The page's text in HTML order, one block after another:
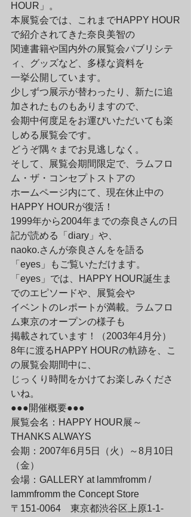
HOUR」。
本展覧会では、これまでHAPPY HOUR
で紹介されてきた奈良美智の
関連書籍や国内外の展覧会パブリシテ
ィ、グッズなど、多様な資料を
一挙公開しています。
少しずつ展示が替わったり、新たに追
加されたものもありますので、
会期中何度足をお運びいただいても楽
しめる展覧会です。
どうぞ隅々までお見逃しなく。
そして、展覧会期間限定で、ラムフロ
ム・ザ・コンセプトストアの
ホームページ内にて、現在休止中の
HAPPY HOURが復活！
1999年から2004年までの奈良さんの日
記が読める「diary」や、
naoko.さんが奈良さんをを語る
「eyes」もご覧いただけます。
「eyes」では、HAPPY HOUR誕生ま
でのエピソードや、展覧会や
イベントのレポートが満載。ラムフロ
ム東京のオープンの様子も
掲載されています！（2003年4月分）
8年に渡るHAPPY HOURの軌跡を、こ
の展覧会期間中に、
じっくり時間をかけてお楽しみくださ
いね。
●●●開催概要●●●
展覧会名：HAPPY HOUR展～
THANKS ALWAYS
会期：2007年6月5日（火）～8月10日
（金）
会場：GALLERY at lammfromm /
lammfromm the Concept Store
〒151-0064　東京都渋谷区上原1-1-